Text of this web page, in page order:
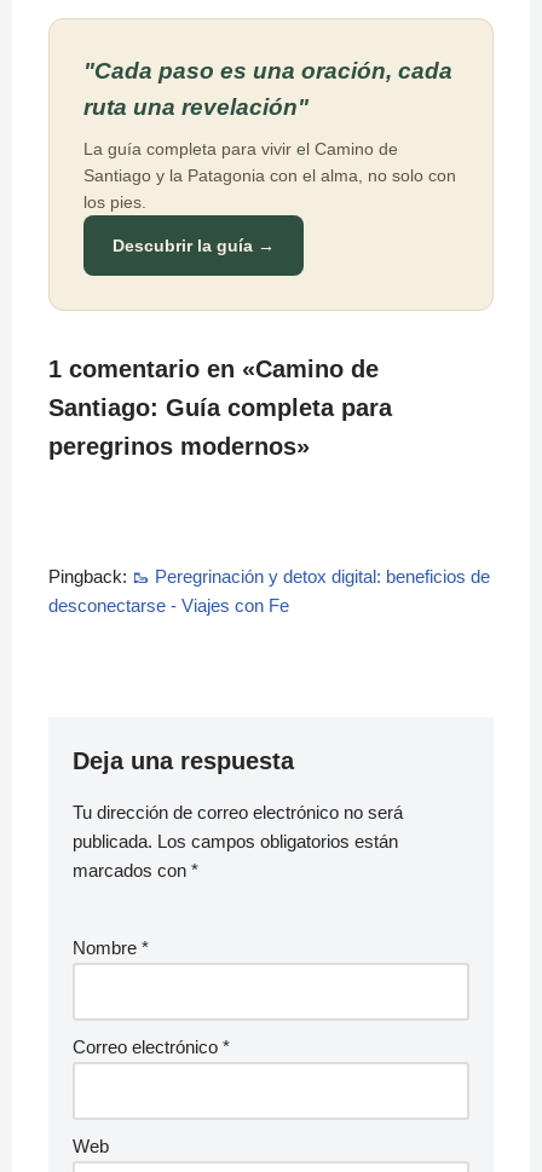
"Cada paso es una oración, cada
ruta una revelación"
La guía completa para vivir el Camino de
Santiago y la Patagonia con el alma, no solo con
los pies.
Descubrir la guía →
1 comentario en «Camino de
Santiago: Guía completa para
peregrinos modernos»
Pingback: 🥾 Peregrinación y detox digital: beneficios de
desconectarse - Viajes con Fe
Deja una respuesta
Tu dirección de correo electrónico no será
publicada. Los campos obligatorios están
marcados con *
Nombre *
Correo electrónico *
Web